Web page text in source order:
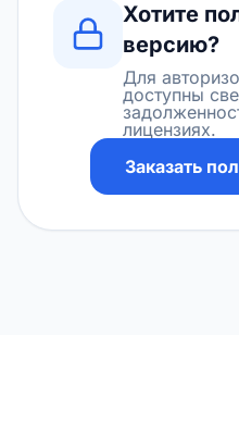
Хотите
версию?
Для
доступны
лицензиях.
Заказать